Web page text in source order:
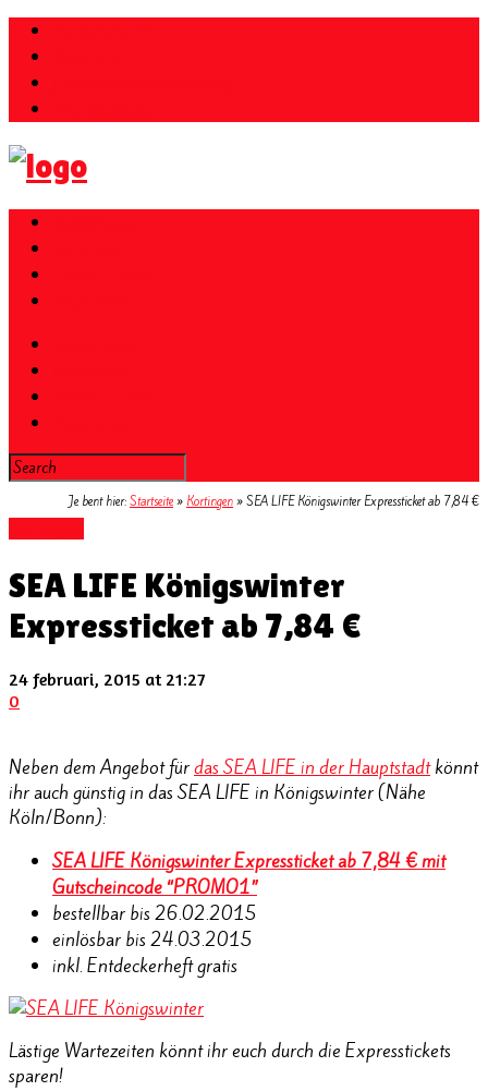
Je bent hier:Startseite» Kortingen»SEA LIFE Königswinter Expressticket ab 7,84 €
SEA LIFE Königswinter
Expressticket ab 7,84 €
24 februari, 2015 at 21:27
0
Neben dem Angebot fürdas SEA LIFE in der Hauptstadtkönnt
ihr auch günstig in das SEA LIFE in Königswinter (Nähe
Köln/Bonn):
SEA LIFE Königswinter Expressticket ab 7,84 € mit
Gutscheincode “PROMO1”
bestellbar bis 26.02.2015
einlösbar bis 24.03.2015
inkl. Entdeckerheft gratis
Lästige Wartezeiten könnt ihr euch durch die Expresstickets
sparen!